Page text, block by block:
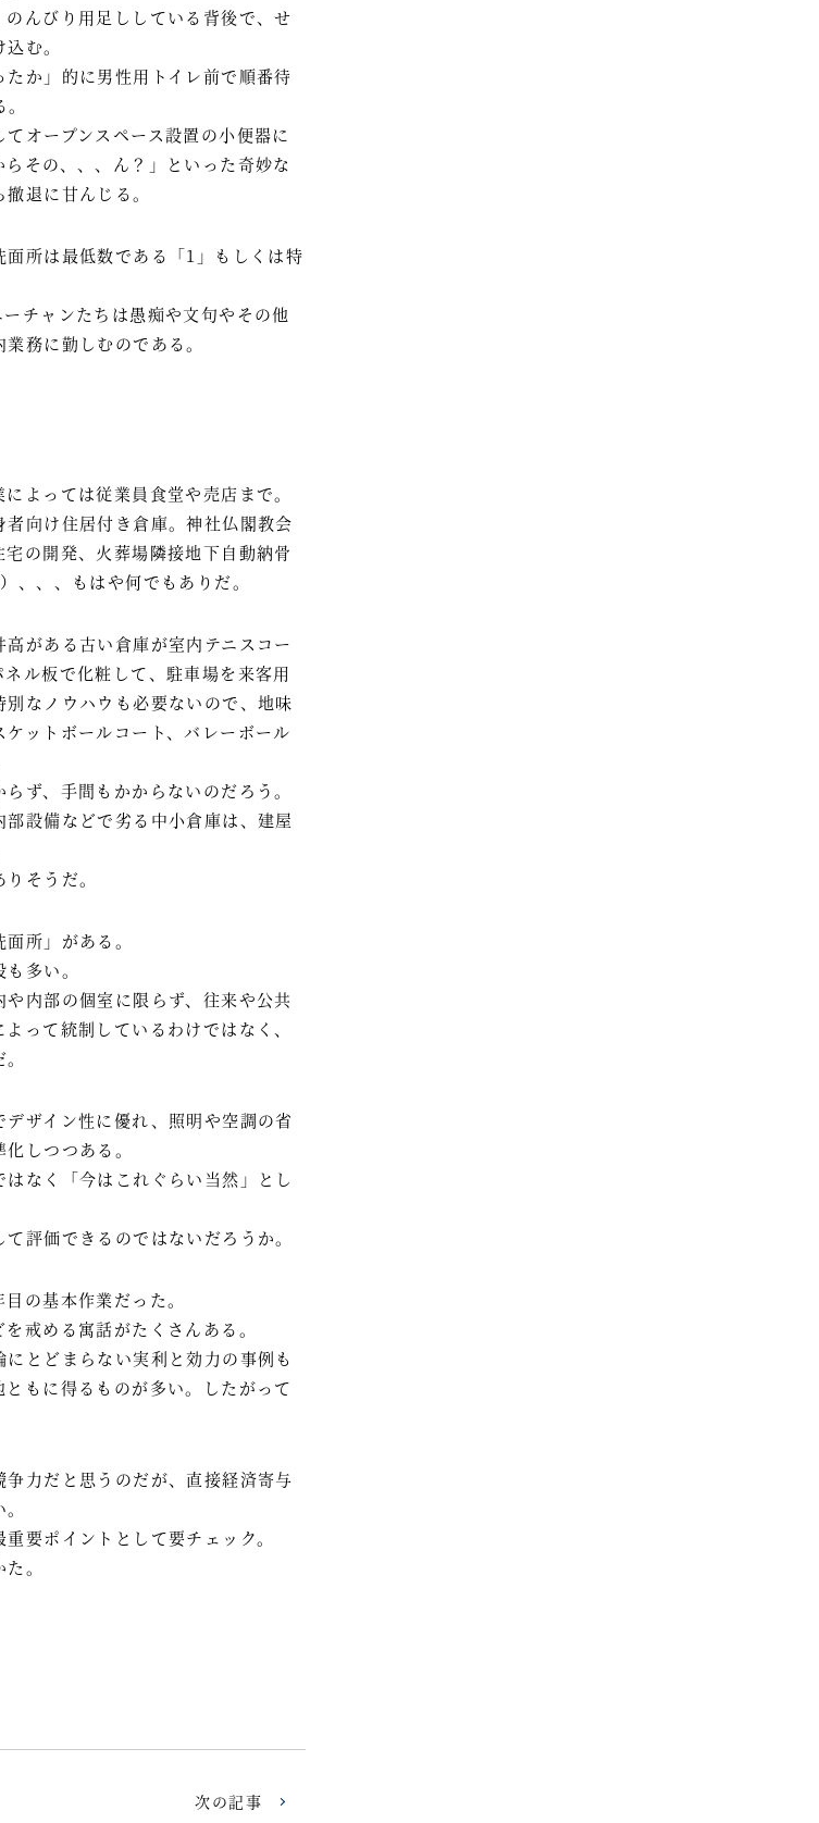
んびり用足ししている背後で、せ
む。
か」的に男性用トイレ前で順番待
オープンスペース設置の小便器に
その、、、ん？」といった奇妙な
退に甘んじる。
所は最低数である「1」もしくは特
チャンたちは愚痴や文句やその他
務に勤しむのである。
よっては従業員食堂や売店まで。
向け住居付き倉庫。神社仏閣教会
の開発、火葬場隣接地下自動納骨
、、、もはや何でもありだ。
がある古い倉庫が室内テニスコー
ル板で化粧して、駐車場を来客用
なノウハウも必要ないので、地味
ットボールコート、バレーボール
ず、手間もかからないのだろう。
設備などで劣る中小倉庫は、建屋
そうだ。
所」がある。
多い。
内部の個室に限らず、往来や公共
って統制しているわけではなく、
ザイン性に優れ、照明や空調の省
しつつある。
なく「今はこれぐらい当然」とし
評価できるのではないだろうか。
の基本作業だった。
戒める寓話がたくさんある。
とどまらない実利と効力の事例も
もに得るものが多い。したがって
力だと思うのだが、直接経済寄与
要ポイントとして要チェック。
。
次の記事